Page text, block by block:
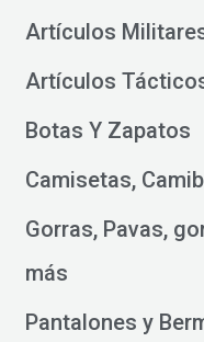
Artículos
Artículos
Botas Y Zapatos
Camisetas,
Gorras, Pavas,
más
Pantalones y